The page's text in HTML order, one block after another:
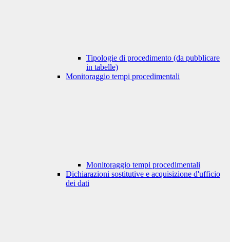
Tipologie di procedimento (da pubblicare
in tabelle)
Monitoraggio tempi procedimentali
Monitoraggio tempi procedimentali
Dichiarazioni sostitutive e acquisizione d'ufficio
dei dati